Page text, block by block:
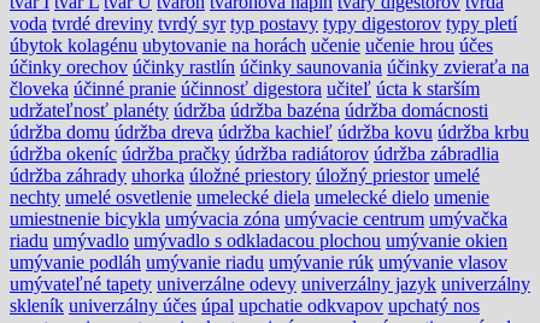
voda tvrdé dreviny tvrdý syr typ postavy typy digestorov typy pletí
úbytok kolagénu ubytovanie na horách učenie učenie hrou účes
účinky orechov účinky rastlín účinky saunovania účinky zvieraťa na
človeka účinné pranie účinnosť digestora učiteľ úcta k starším
udržateľnosť planéty údržba údržba bazéna údržba domácnosti
údržba domu údržba dreva údržba kachieľ údržba kovu údržba krbu
údržba okeníc údržba pračky údržba radiátorov údržba zábradlia
údržba záhrady uhorka úložné priestory úložný priestor umelé
nechty umelé osvetlenie umelecké diela umelecké dielo umenie
umiestnenie bicykla umývacia zóna umývacie centrum umývačka
riadu umývadlo umývadlo s odkladacou plochou umývanie okien
umývanie podláh umývanie riadu umývanie rúk umývanie vlasov
umývateľné tapety univerzálne odevy univerzálny jazyk univerzálny
skleník univerzálny účes úpal upchatie odkvapov upchatý nos